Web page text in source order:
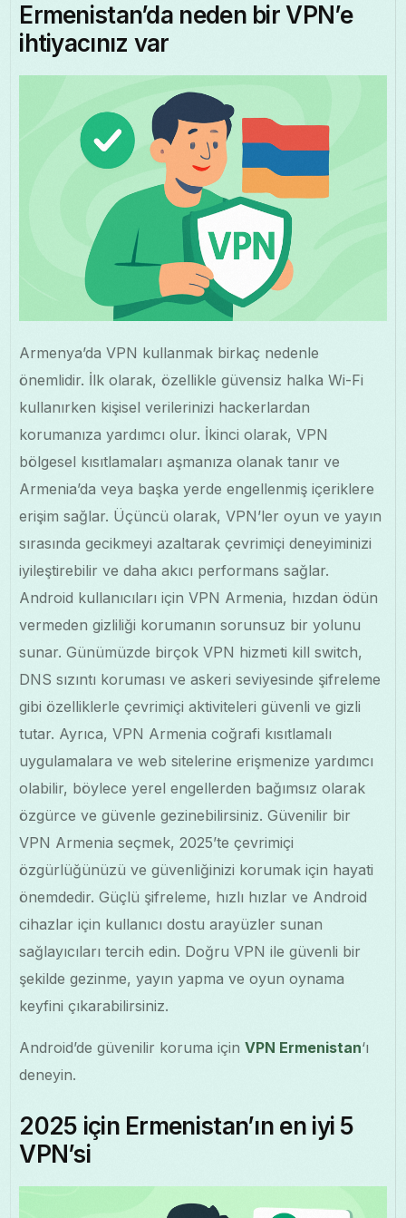
Ermenistan’da neden bir VPN’e
ihtiyacınız var
Armenya’da VPN kullanmak birkaç nedenle
önemlidir. İlk olarak, özellikle güvensiz halka Wi-Fi
kullanırken kişisel verilerinizi hackerlardan
korumanıza yardımcı olur. İkinci olarak, VPN
bölgesel kısıtlamaları aşmanıza olanak tanır ve
Armenia’da veya başka yerde engellenmiş içeriklere
erişim sağlar. Üçüncü olarak, VPN’ler oyun ve yayın
sırasında gecikmeyi azaltarak çevrimiçi deneyiminizi
iyileştirebilir ve daha akıcı performans sağlar.
Android kullanıcıları için VPN Armenia, hızdan ödün
vermeden gizliliği korumanın sorunsuz bir yolunu
sunar. Günümüzde birçok VPN hizmeti kill switch,
DNS sızıntı koruması ve askeri seviyesinde şifreleme
gibi özelliklerle çevrimiçi aktiviteleri güvenli ve gizli
tutar. Ayrıca, VPN Armenia coğrafi kısıtlamalı
uygulamalara ve web sitelerine erişmenize yardımcı
olabilir, böylece yerel engellerden bağımsız olarak
özgürce ve güvenle gezinebilirsiniz. Güvenilir bir
VPN Armenia seçmek, 2025’te çevrimiçi
özgürlüğünüzü ve güvenliğinizi korumak için hayati
önemdedir. Güçlü şifreleme, hızlı hızlar ve Android
cihazlar için kullanıcı dostu arayüzler sunan
sağlayıcıları tercih edin. Doğru VPN ile güvenli bir
şekilde gezinme, yayın yapma ve oyun oynama
keyfini çıkarabilirsiniz.
Android’de güvenilir koruma içinVPN Ermenistan‘ı
deneyin.
2025 için Ermenistan’ın en iyi 5
VPN’si